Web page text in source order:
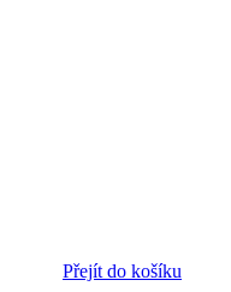
Přejít do košíku